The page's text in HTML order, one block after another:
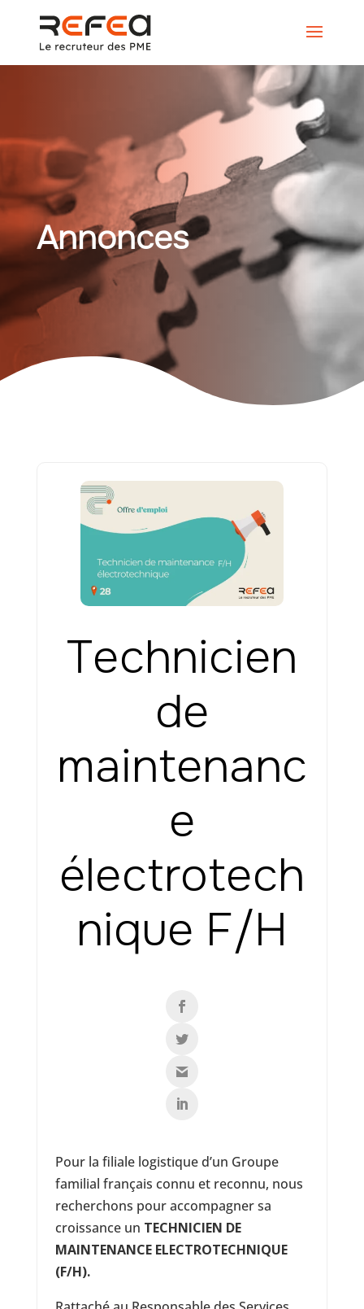
Annonces
Technicien
de
maintenanc
e
électrotech
nique F/H
Pour la filiale logistique d’un Groupe
familial français connu et reconnu, nous
recherchons pour accompagner sa
croissance un TECHNICIEN DE
MAINTENANCE ELECTROTECHNIQUE
(F/H).